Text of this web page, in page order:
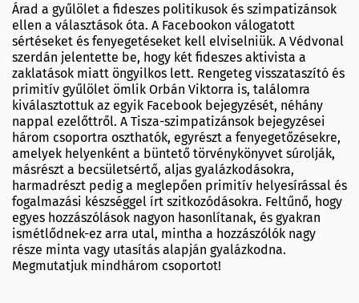
Árad a gyűlölet a fideszes politikusok és szimpatizánsok
ellen a választások óta. A Facebookon válogatott
sértéseket és fenyegetéseket kell elviselniük. A Védvonal
szerdán jelentette be, hogy két fideszes aktivista a
zaklatások miatt öngyilkos lett. Rengeteg visszataszító és
primitív gyűlölet ömlik Orbán Viktorra is, találomra
kiválasztottuk az egyik Facebook bejegyzését, néhány
nappal ezelőttről. A Tisza-szimpatizánsok bejegyzései
három csoportra oszthatók, egyrészt a fenyegetőzésekre,
amelyek helyenként a büntető törvénykönyvet súrolják,
másrészt a becsületsértő, aljas gyalázkodásokra,
harmadrészt pedig a meglepően primitív helyesírással és
fogalmazási készséggel írt szitkozódásokra. Feltűnő, hogy
egyes hozzászólások nagyon hasonlítanak, és gyakran
ismétlődnek-ez arra utal, mintha a hozzászólók nagy
része minta vagy utasítás alapján gyalázkodna.
Megmutatjuk mindhárom csoportot!